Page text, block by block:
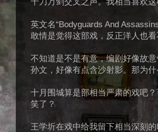
英文名“Bodyguards And
敢情是觉得这部戏，反正洋人也
不知道是不是有意，编剧好像故
孙文，好像有点含沙射影。那为
十月围城算是部相当严肃的戏吧
笑了？
王学圻在戏中给我留下相当深刻